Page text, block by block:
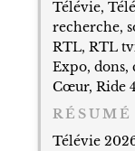
Télévie,
recherche,
RTL, RTL
Expo, dons,
Cœur, Ride
Télévie